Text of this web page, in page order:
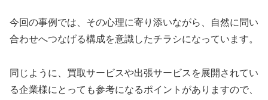
今回の事例では、その心理に寄り添いながら、自然に問い
合わせへつなげる構成を意識したチラシになっています。
同じように、買取サービスや出張サービスを展開されてい
る企業様にとっても参考になるポイントがありますので、